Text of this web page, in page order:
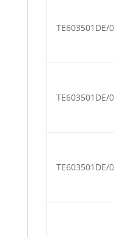
TE603501DE/
TE603501DE/
TE603501DE/